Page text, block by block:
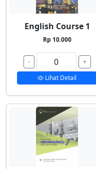
English Course 1
Rp 10.000
-
+
Lihat Detail